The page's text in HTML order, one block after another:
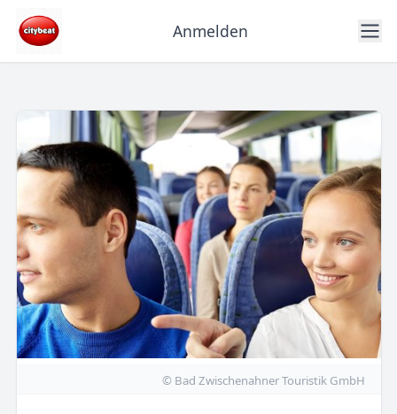
Anmelden
© Bad Zwischenahner Touristik GmbH